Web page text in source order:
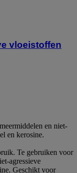
vloeistoffen
en niet-
en kerosine.
Te gebruiken voor
agressieve
Geschikt voor